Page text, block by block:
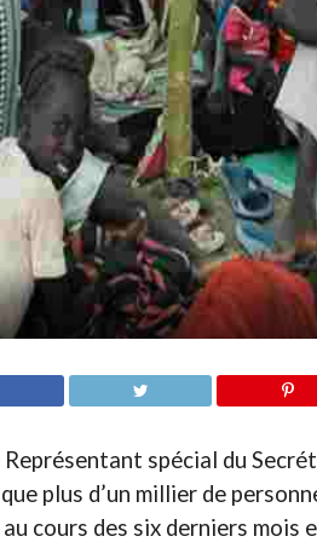
Représentant spécial du
que plus d’un millier de
cours des six derniers